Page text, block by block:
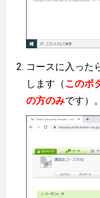
コースに入った
します（このボ
の方のみです）。